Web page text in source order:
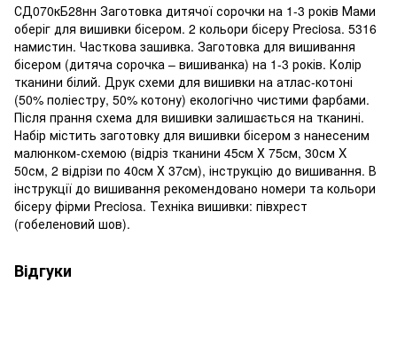
СД070кБ28нн Заготовка дитячої сорочки на 1-3 років Мами
оберіг для вишивки бісером. 2 кольори бісеру Preciosa. 5316
намистин. Часткова зашивка. Заготовка для вишивання
бісером (дитяча сорочка – вишиванка) на 1-3 років. Колір
тканини білий. Друк схеми для вишивки на атлас-котоні
(50% поліестру, 50% котону) екологічно чистими фарбами.
Після прання схема для вишивки залишається на тканині.
Набір містить заготовку для вишивки бісером з нанесеним
малюнком-схемою (відріз тканини 45cм Х 75cм, 30см X
50см, 2 відрізи по 40cм Х 37cм), інструкцію до вишивання. В
інструкції до вишивання рекомендовано номери та кольори
бісеру фірми Preciosa. Техніка вишивки: півхрест
(гобеленовий шов).
Відгуки